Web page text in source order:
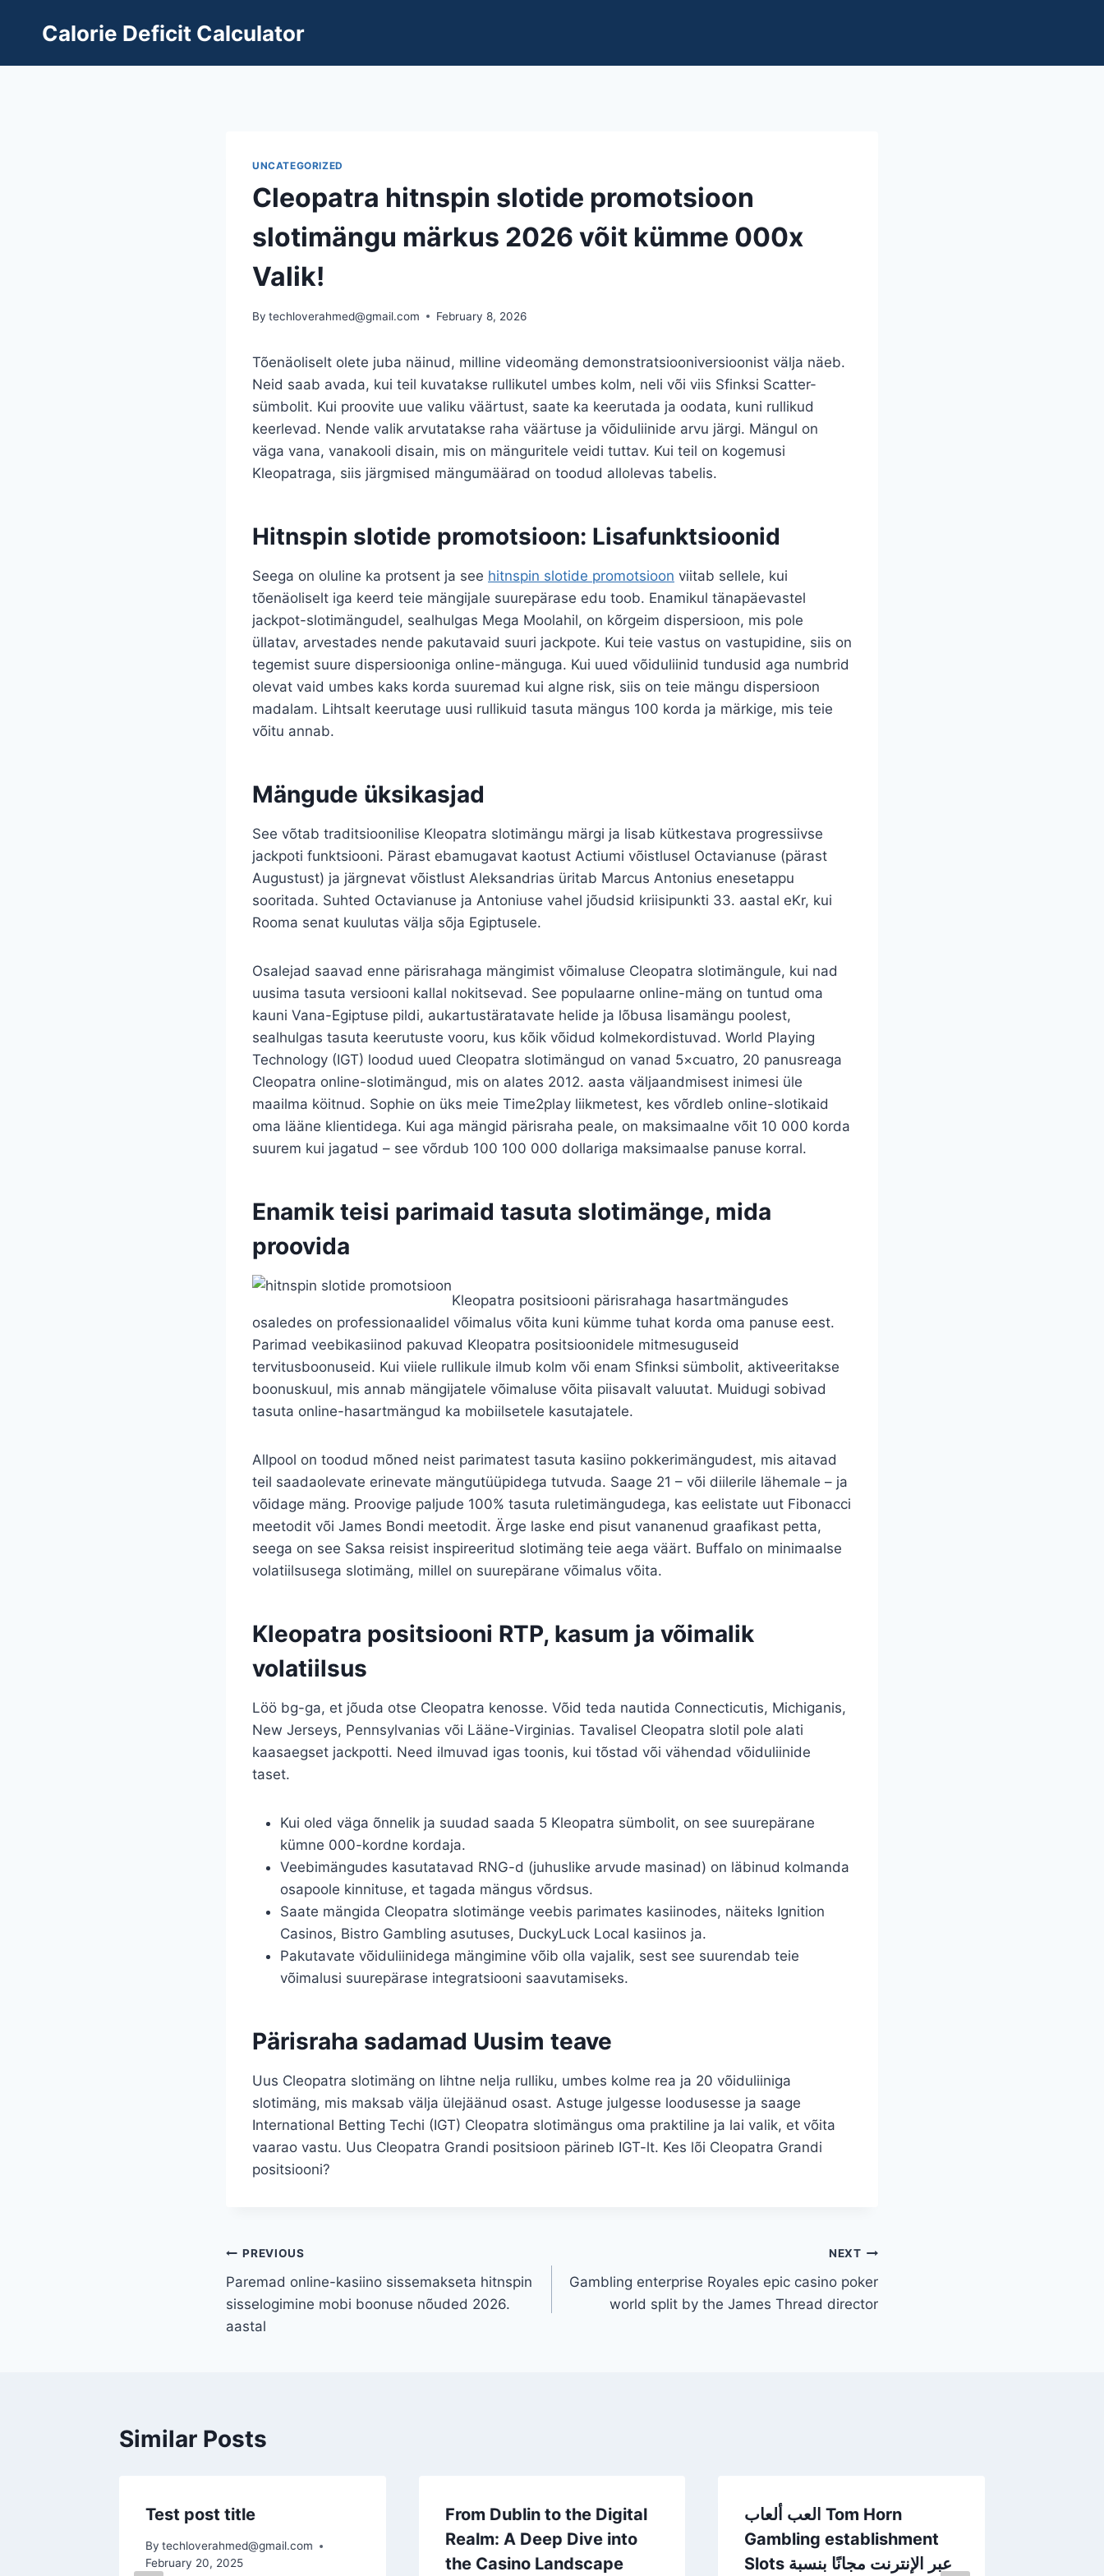
Calorie Deficit Calculator
UNCATEGORIZED
Cleopatra hitnspin slotide promotsioon
slotimängu märkus 2026 võit kümme 000x
Valik!
By techloverahmed@gmail.com February 8, 2026
Tõenäoliselt olete juba näinud, milline videomäng demonstratsiooniversioonist välja näeb.
Neid saab avada, kui teil kuvatakse rullikutel umbes kolm, neli või viis Sfinksi Scatter-
sümbolit. Kui proovite uue valiku väärtust, saate ka keerutada ja oodata, kuni rullikud
keerlevad. Nende valik arvutatakse raha väärtuse ja võiduliinide arvu järgi. Mängul on
väga vana, vanakooli disain, mis on mänguritele veidi tuttav. Kui teil on kogemusi
Kleopatraga, siis järgmised mängumäärad on toodud allolevas tabelis.
Hitnspin slotide promotsioon: Lisafunktsioonid
Seega on oluline ka protsent ja see hitnspin slotide promotsioon viitab sellele, kui
tõenäoliselt iga keerd teie mängijale suurepärase edu toob. Enamikul tänapäevastel
jackpot-slotimängudel, sealhulgas Mega Moolahil, on kõrgeim dispersioon, mis pole
üllatav, arvestades nende pakutavaid suuri jackpote. Kui teie vastus on vastupidine, siis on
tegemist suure dispersiooniga online-mänguga. Kui uued võiduliinid tundusid aga numbrid
olevat vaid umbes kaks korda suuremad kui algne risk, siis on teie mängu dispersioon
madalam. Lihtsalt keerutage uusi rullikuid tasuta mängus 100 korda ja märkige, mis teie
võitu annab.
Mängude üksikasjad
See võtab traditsioonilise Kleopatra slotimängu märgi ja lisab kütkestava progressiivse
jackpoti funktsiooni. Pärast ebamugavat kaotust Actiumi võistlusel Octavianuse (pärast
Augustust) ja järgnevat võistlust Aleksandrias üritab Marcus Antonius enesetappu
sooritada. Suhted Octavianuse ja Antoniuse vahel jõudsid kriisipunkti 33. aastal eKr, kui
Rooma senat kuulutas välja sõja Egiptusele.
Osalejad saavad enne pärisrahaga mängimist võimaluse Cleopatra slotimängule, kui nad
uusima tasuta versiooni kallal nokitsevad. See populaarne online-mäng on tuntud oma
kauni Vana-Egiptuse pildi, aukartustäratavate helide ja lõbusa lisamängu poolest,
sealhulgas tasuta keerutuste vooru, kus kõik võidud kolmekordistuvad. World Playing
Technology (IGT) loodud uued Cleopatra slotimängud on vanad 5×cuatro, 20 panusreaga
Cleopatra online-slotimängud, mis on alates 2012. aasta väljaandmisest inimesi üle
maailma köitnud. Sophie on üks meie Time2play liikmetest, kes võrdleb online-slotikaid
oma lääne klientidega. Kui aga mängid pärisraha peale, on maksimaalne võit 10 000 korda
suurem kui jagatud – see võrdub 100 100 000 dollariga maksimaalse panuse korral.
Enamik teisi parimaid tasuta slotimänge, mida
proovida
Kleopatra positsiooni pärisrahaga hasartmängudes
osaledes on professionaalidel võimalus võita kuni kümme tuhat korda oma panuse eest.
Parimad veebikasiinod pakuvad Kleopatra positsioonidele mitmesuguseid
tervitusboonuseid. Kui viiele rullikule ilmub kolm või enam Sfinksi sümbolit, aktiveeritakse
boonuskuul, mis annab mängijatele võimaluse võita piisavalt valuutat. Muidugi sobivad
tasuta online-hasartmängud ka mobiilsetele kasutajatele.
Allpool on toodud mõned neist parimatest tasuta kasiino pokkerimängudest, mis aitavad
teil saadaolevate erinevate mängutüüpidega tutvuda. Saage 21 – või diilerile lähemale – ja
võidage mäng. Proovige paljude 100% tasuta ruletimängudega, kas eelistate uut Fibonacci
meetodit või James Bondi meetodit. Ärge laske end pisut vananenud graafikast petta,
seega on see Saksa reisist inspireeritud slotimäng teie aega väärt. Buffalo on minimaalse
volatiilsusega slotimäng, millel on suurepärane võimalus võita.
Kleopatra positsiooni RTP, kasum ja võimalik
volatiilsus
Löö bg-ga, et jõuda otse Cleopatra kenosse. Võid teda nautida Connecticutis, Michiganis,
New Jerseys, Pennsylvanias või Lääne-Virginias. Tavalisel Cleopatra slotil pole alati
kaasaegset jackpotti. Need ilmuvad igas toonis, kui tõstad või vähendad võiduliinide
taset.
Kui oled väga õnnelik ja suudad saada 5 Kleopatra sümbolit, on see suurepärane
kümne 000-kordne kordaja.
Veebimängudes kasutatavad RNG-d (juhuslike arvude masinad) on läbinud kolmanda
osapoole kinnituse, et tagada mängus võrdsus.
Saate mängida Cleopatra slotimänge veebis parimates kasiinodes, näiteks Ignition
Casinos, Bistro Gambling asutuses, DuckyLuck Local kasiinos ja.
Pakutavate võiduliinidega mängimine võib olla vajalik, sest see suurendab teie
võimalusi suurepärase integratsiooni saavutamiseks.
Pärisraha sadamad Uusim teave
Uus Cleopatra slotimäng on lihtne nelja rulliku, umbes kolme rea ja 20 võiduliiniga
slotimäng, mis maksab välja ülejäänud osast. Astuge julgesse loodusesse ja saage
International Betting Techi (IGT) Cleopatra slotimängus oma praktiline ja lai valik, et võita
vaarao vastu. Uus Cleopatra Grandi positsioon pärineb IGT-lt. Kes lõi Cleopatra Grandi
positsiooni?
Post
navigation
PREVIOUS
Paremad online-kasiino sissemakseta hitnspin
sisselogimine mobi boonuse nõuded 2026.
aastal
NEXT
Gambling enterprise Royales epic casino poker
world split by the James Thread director
Similar Posts
Test post title
By techloverahmed@gmail.com
February 20, 2025
From Dublin to the Digital
Realm: A Deep Dive into
the Casino Landscape
العب ألعاب Tom Horn
Gambling establishment
Slots عبر الإنترنت مجانًا بنسبة